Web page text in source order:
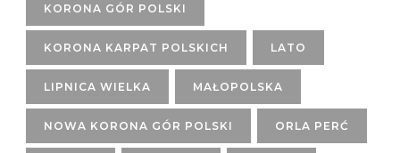
KORONA GÓR POLSKI
KORONA KARPAT POLSKICH LATO
LIPNICA WIELKA MAŁOPOLSKA
NOWA KORONA GÓR POLSKI ORLA PERĆ